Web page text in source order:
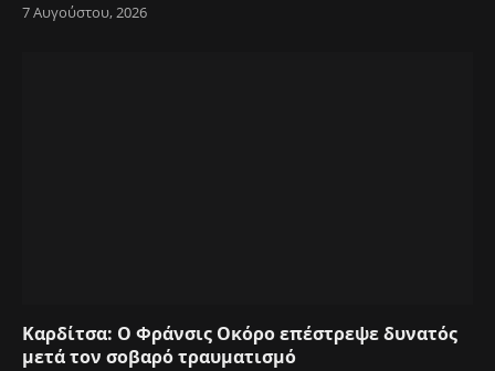
7 Αυγούστου, 2026
Καρδίτσα: Ο Φράνσις Οκόρο επέστρεψε δυνατός
μετά τον σοβαρό τραυματισμό